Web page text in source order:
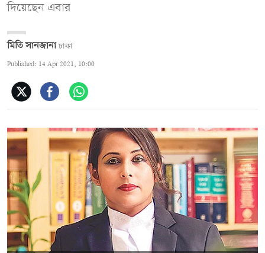
দিয়েছেন এবার
মিতি সানজানা ঢাকা
Published: 14 Apr 2021, 10:00